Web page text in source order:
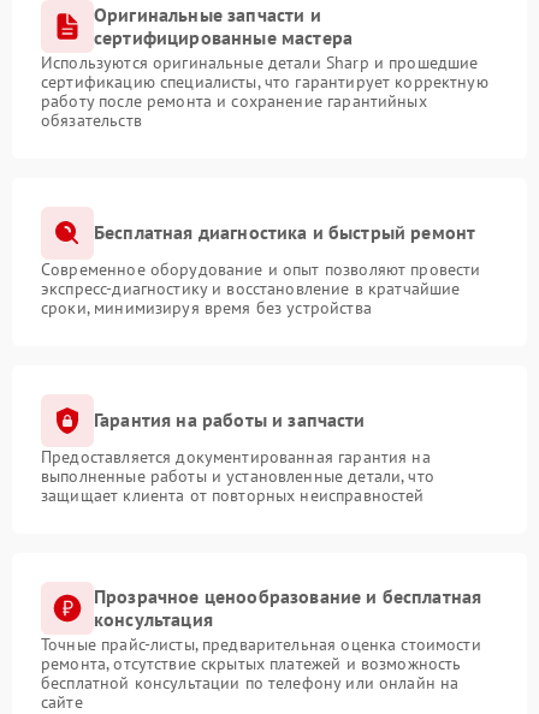
Оригинальные запчасти и
сертифицированные мастера
Используются оригинальные детали Sharp и прошедшие
сертификацию специалисты, что гарантирует корректную
работу после ремонта и сохранение гарантийных
обязательств
Бесплатная диагностика и быстрый ремонт
Современное оборудование и опыт позволяют провести
экспресс-диагностику и восстановление в кратчайшие
сроки, минимизируя время без устройства
Гарантия на работы и запчасти
Предоставляется документированная гарантия на
выполненные работы и установленные детали, что
защищает клиента от повторных неисправностей
Прозрачное ценообразование и бесплатная
консультация
Точные прайс-листы, предварительная оценка стоимости
ремонта, отсутствие скрытых платежей и возможность
бесплатной консультации по телефону или онлайн на
сайте